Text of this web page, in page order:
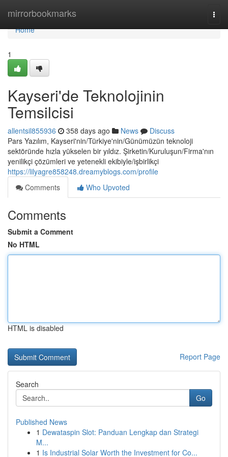
mirrorbookmarks
Home
Home
1
Kayseri'de Teknolojinin
Temsilcisi
allentsil855936 358 days ago News
Discuss
Pars Yazılım, Kayseri'nin/Türkiye'nin/Günümüzün teknoloji
sektöründe hızla yükselen bir yıldız. Şirketin/Kuruluşun/Firma'nın
yenilikçi çözümleri ve yetenekli ekibiyle/işbirlikçi
https://lilyagre858248.dreamyblogs.com/profile
Comments
Who Upvoted
Comments
Submit a Comment
No HTML
HTML is disabled
Report Page
Search
Go
Published News
1 Dewataspin Slot: Panduan Lengkap dan Strategi
M...
1 Is Industrial Solar Worth the Investment for Co...